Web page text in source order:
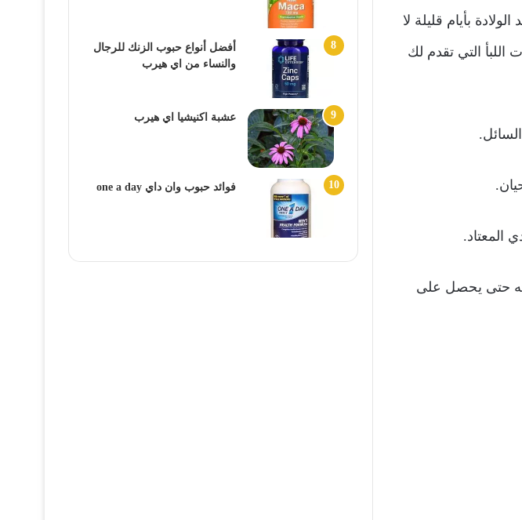
بأيام قليلة لا
اللبأ التي تقدم لك
المعتاد.
حتى يحصل على
أفضل أنواع حبوب الزنك للرجال
والنساء من اي هيرب
عشبة اكنيشيا اي هيرب
فوائد حبوب وان داي one a day